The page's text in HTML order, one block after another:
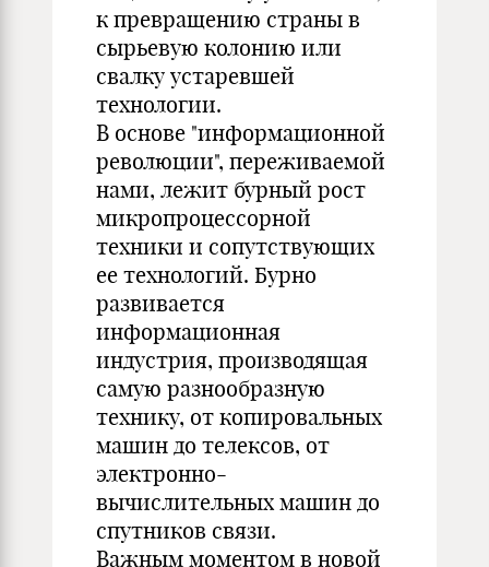
к превращению страны в
сырьевую колонию или
свалку устаревшей
технологии.
В основе "информационной
революции", переживаемой
нами, лежит бурный рост
микропроцессорной
техники и сопутствующих
ее технологий. Бурно
развивается
информационная
индустрия, производящая
самую разнообразную
технику, от копировальных
машин до телексов, от
электронно-
вычислительных машин до
спутников связи.
Важным моментом в новой